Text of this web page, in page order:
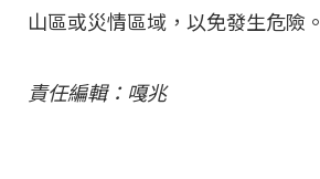
山區或災情區域，以免發生危險。
責任編輯：嘎兆